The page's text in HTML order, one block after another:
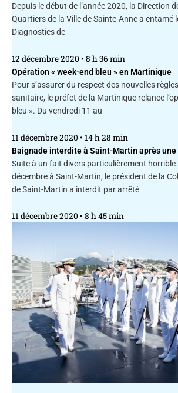
Depuis le début de l’année 2020, la Direction
Quartiers de la Ville de Sainte-Anne a entamé
Diagnostics de
12 décembre 2020 8 h 36 min
Opération « week-end bleu » en Martinique
Pour s’assurer du respect des nouvelles
sanitaire, le préfet de la Martinique relance
bleu ». Du vendredi 11 au
11 décembre 2020 14 h 28 min
Baignade interdite à Saint-Martin après
Suite à un fait divers particulièrement horrible
décembre à Saint-Martin, le président de la
de Saint-Martin a interdit par arrêté
11 décembre 2020 8 h 45 min